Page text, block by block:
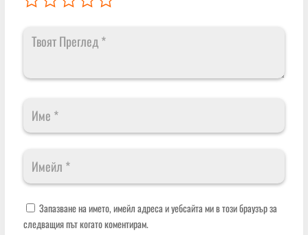
Запазване на името, имейл адреса и уебсайта ми в този браузър за
следващия път когато коментирам.